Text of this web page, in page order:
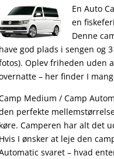
En Auto
en
Denne
have god plads i sengen og
Oplev friheden uden
– her finder I
Medium / Camp
perfekte
køre. Camperen har alt det
Hvis I ønsker at leje den
svaret – hvad